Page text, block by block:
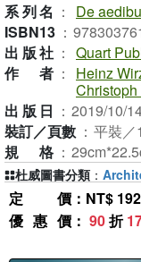
系列名 ：
De
ISBN13 ：
出版社 ： Quart
作者 ： Heinz
出版日 ： 2019/10/
裝訂／頁數 ： 平裝／
規格 ：
定價 ：NT$
優惠價 ： 90折
杜威圖書分類 ：